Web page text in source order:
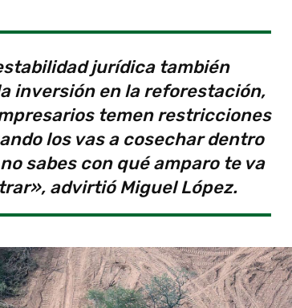
jurídica también
inversión en la reforestación,
temen restricciones
los vas a cosechar dentro
sabes con qué amparo te va
advirtió Miguel López.